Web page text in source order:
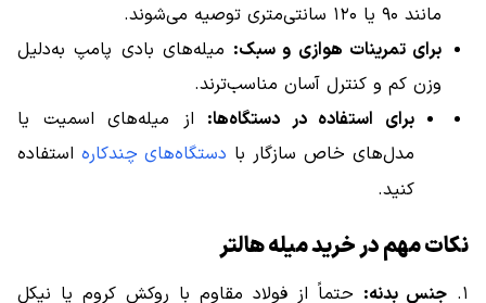
مانند ۹۰ یا ۱۲۰ سانتی‌متری توصیه می‌شوند.
برای تمرینات هوازی و سبک: میله‌های بادی پامپ به‌دلیل
وزن کم و کنترل آسان مناسب‌ترند.
برای استفاده در دستگاه‌ها: از میله‌های اسمیت یا
مدل‌های خاص سازگار با دستگاه‌های چندکارهاستفاده
کنید.
نکات مهم در خرید میله هالتر
۱. جنس بدنه: حتماً از فولاد مقاوم با روکش کروم یا نیکل